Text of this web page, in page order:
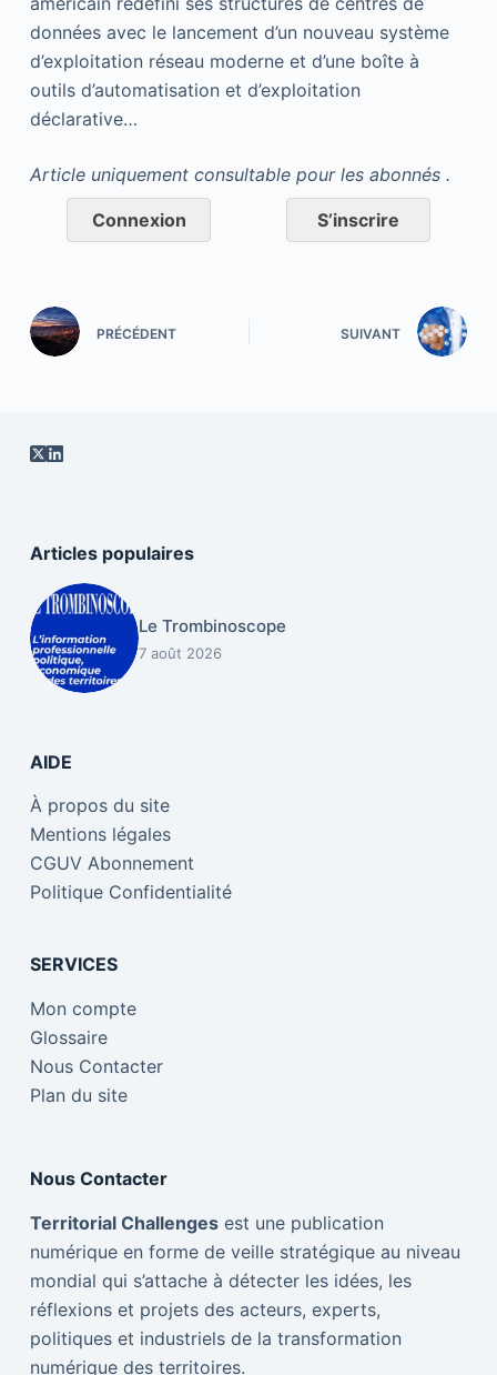
données avec le lancement d’un nouveau système
d’exploitation réseau moderne et d’une boîte à
outils d’automatisation et d’exploitation
déclarative…
Article uniquement consultable pour les abonnés .
Connexion S’inscrire
PRÉCÉDENT SUIVANT
Articles populaires
Le Trombinoscope
7 août 2026
AIDE
À propos du site
Mentions légales
CGUV Abonnement
Politique Confidentialité
SERVICES
Mon compte
Glossaire
Nous Contacter
Plan du site
Nous Contacter
Territorial Challengesest une publication
numérique en forme de veille stratégique au niveau
mondial qui s’attache à détecter les idées, les
réflexions et projets des acteurs, experts,
politiques et industriels de la transformation
numérique des territoires.